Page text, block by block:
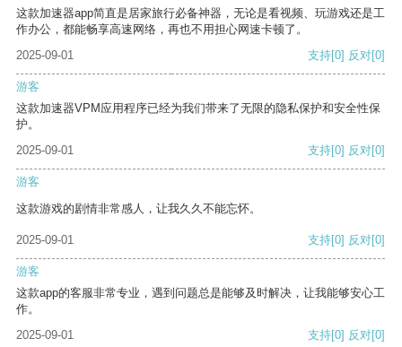
这款加速器app简直是居家旅行必备神器，无论是看视频、玩游戏还是工
作办公，都能畅享高速网络，再也不用担心网速卡顿了。
2025-09-01
支持[0] 反对[0]
游客
这款加速器VPM应用程序已经为我们带来了无限的隐私保护和安全性保
护。
2025-09-01
支持[0] 反对[0]
游客
这款游戏的剧情非常感人，让我久久不能忘怀。
2025-09-01 支持[0] 反对[0]
游客
这款app的客服非常专业，遇到问题总是能够及时解决，让我能够安心工
作。
2025-09-01
支持[0] 反对[0]